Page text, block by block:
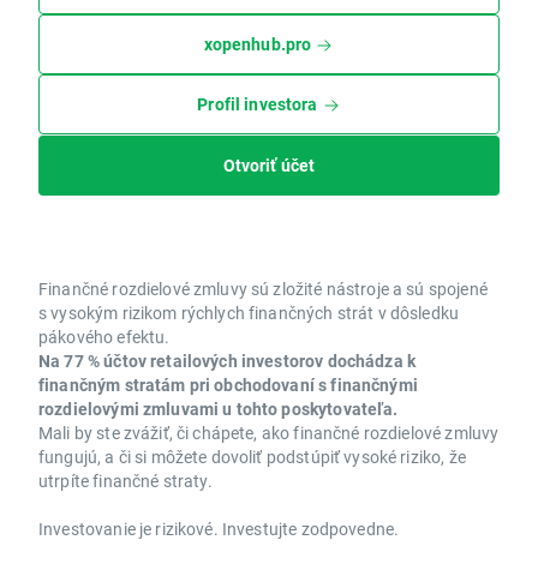
xopenhub.pro
Profil investora
Otvoriť účet
Finančné rozdielové zmluvy sú zložité nástroje a sú spojené
s vysokým rizikom rýchlych finančných strát v dôsledku
pákového efektu.
Na 77 % účtov retailových investorov dochádza k
finančným stratám pri obchodovaní s finančnými
rozdielovými zmluvami u tohto poskytovateľa.
Mali by ste zvážiť, či chápete, ako finančné rozdielové zmluvy
fungujú, a či si môžete dovoliť podstúpiť vysoké riziko, že
utrpíte finančné straty.
Investovanie je rizikové. Investujte zodpovedne.